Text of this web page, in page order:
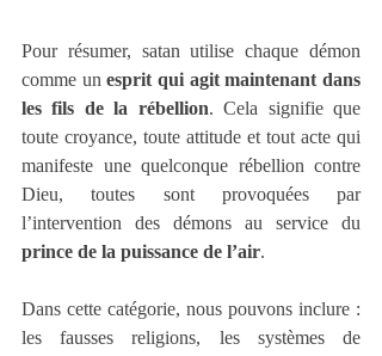
Pour résumer, satan utilise chaque démon
comme un esprit qui agit maintenant dans
les fils de la rébellion. Cela signifie que
toute croyance, toute attitude et tout acte qui
manifeste une quelconque rébellion contre
Dieu, toutes sont provoquées par
prince de la puissance de l’air.
Dans cette catégorie, nous pouvons inclure :
les fausses religions, les systèmes de